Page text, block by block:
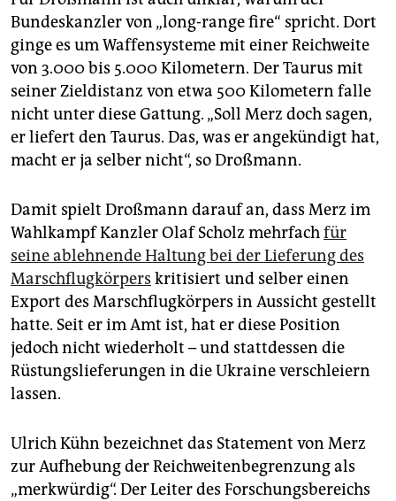
Bundeskanzler von „long-range fire“ spricht. Dort
ginge es um Waffensysteme mit einer Reichweite
von 3.000 bis 5.000 Kilometern. Der Taurus mit
seiner Zieldistanz von etwa 500 Kilometern falle
nicht unter diese Gattung. „Soll Merz doch sagen,
er liefert den Taurus. Das, was er angekündigt hat,
macht er ja selber nicht“, so Droßmann.
Damit spielt Droßmann darauf an, dass Merz im
Wahlkampf Kanzler Olaf Scholz mehrfachfür
seine ablehnende Haltung bei der Lieferung des
Marschflugkörpers kritisiert und selber einen
Export des Marschflugkörpers in Aussicht gestellt
hatte. Seit er im Amt ist, hat er diese Position
jedoch nicht wiederholt – und stattdessen die
Rüstungslieferungen in die Ukraine verschleiern
lassen.
Ulrich Kühn bezeichnet das Statement von Merz
zur Aufhebung der Reichweitenbegrenzung als
„merkwürdig“. Der Leiter des Forschungsbereichs